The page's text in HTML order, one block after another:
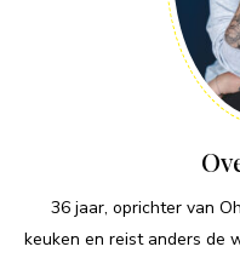
36 jaar, oprichter van
keuken en reist anders de